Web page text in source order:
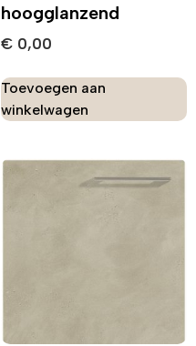
hoogglanzend
€ 0,00
Toevoegen aan
winkelwagen